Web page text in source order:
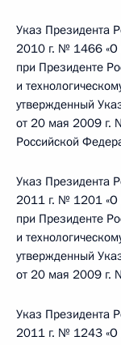
Указ Президента
2010 г. № 1466 «О
при Президенте
и
утвержденный
от 20 мая 2009 г.
Российской
Указ Президента
2011 г. № 1201 «О
при Президенте
и
утвержденный
от 20 мая 2009 г.
Указ Президента
2011 г. № 1243 «О